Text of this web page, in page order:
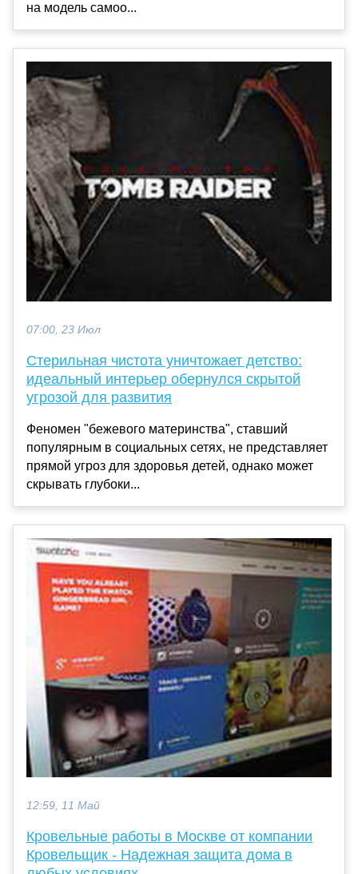
на модель самоо...
07:00, 23 Июл
Стерильная чистота уничтожает детство:
идеальный интерьер обернулся скрытой
угрозой для развития
Феномен "бежевого материнства", ставший
популярным в социальных сетях, не представляет
прямой угроз для здоровья детей, однако может
скрывать глубоки...
12:59, 11 Май
Кровельные работы в Москве от компании
Кровельщик - Надежная защита дома в